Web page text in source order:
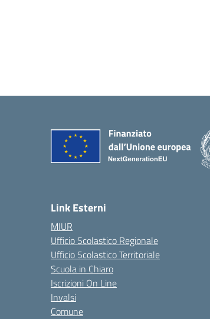
Link Esterni
MIUR
Ufficio Scolastico Regionale
Ufficio Scolastico Territoriale
Scuola in Chiaro
Iscrizioni On Line
Invalsi
Comune